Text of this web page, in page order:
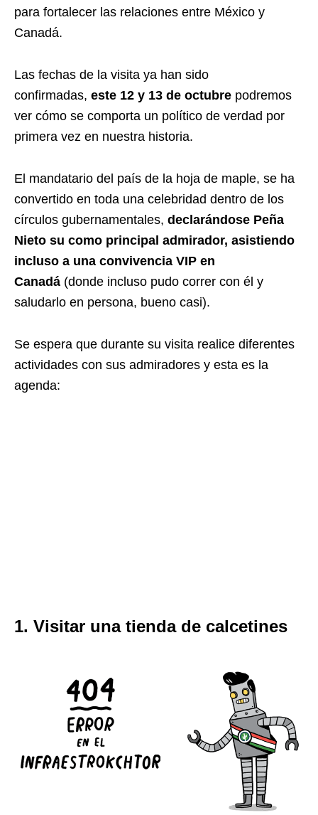
para fortalecer las relaciones entre México y
Canadá.
Las fechas de la visita ya han sido
confirmadas, este 12 y 13 de octubre podremos
ver cómo se comporta un político de verdad por
primera vez en nuestra historia.
El mandatario del país de la hoja de maple, se ha
convertido en toda una celebridad dentro de los
círculos gubernamentales, declarándose Peña
Nieto su como principal admirador, asistiendo
incluso a una convivencia VIP en
Canadá (donde incluso pudo correr con él y
saludarlo en persona, bueno casi).
Se espera que durante su visita realice diferentes
actividades con sus admiradores y esta es la
agenda:
1. Visitar una tienda de calcetines